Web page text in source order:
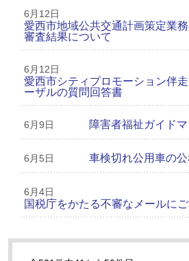
6月12日
愛西市地域公共交通計画策定業
審査結果について
6月12日
愛西市シティプロモーション伴
ーザルの質問回答書
6月9日 障害者福祉ガイド
6月5日 車検切れ公用車の
6月4日
国税庁をかたる不審なメールに